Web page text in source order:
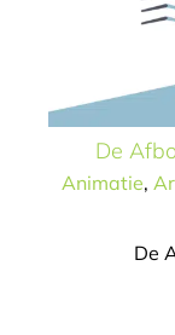
De
Animatie,
De
Art direction